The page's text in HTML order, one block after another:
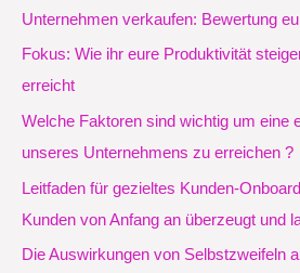
e
:
Unternehmen verkaufen: Bewertung
Fokus: Wie ihr eure Produktivität
erreicht
Welche Faktoren sind wichtig um eine
unseres Unternehmens zu erreichen ?
Leitfaden für gezieltes Kunden-
Kunden von Anfang an überzeugt und
Die Auswirkungen von Selbstzweifeln